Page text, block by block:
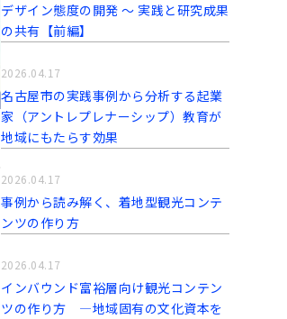
デザイン態度の開発 〜 実践と研究成果
の共有【前編】
名古屋市の実践事例から分析する起業
家（アントレプレナーシップ）教育が
地域にもたらす効果
2026.04.17
事例から読み解く、着地型観光コンテ
ンツの作り方
2026.04.17
インバウンド富裕層向け観光コンテン
ツの作り方 ―地域固有の文化資本を
2026.04.17